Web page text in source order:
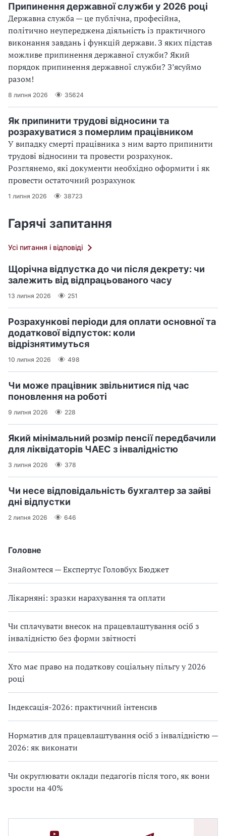
Головне
Знайомтеся — Експертус Головбух Бюджет
Лікарняні: зразки нарахування та оплати
Чи сплачувати внесок на працевлаштування осіб з
інвалідністю без форми звітності
Хто має право на податкову соціальну пільгу у 2026
році
Індексація-2026: практичний інтенсив
Норматив для працевлаштування осіб з інвалідністю —
2026: як виконати
Чи округлювати оклади педагогів після того, як вони
зросли на 40%
Припинення державної служби у 2026 році
Державна служба — це публічна, професійна,
політично неупереджена діяльність із практичного
виконання завдань і функцій держави. З яких підстав
можливе припинення державної служби? Який
порядок припинення державної служби? З’ясуймо
разом!
8 липня 2026 35624
Як припинити трудові відносини та
розрахуватися з померлим працівником
У випадку смерті працівника з ним варто припинити
трудові відносини та провести розрахунок.
Розглянемо, які документи необхідно оформити і як
провести остаточний розрахунок
1 липня 2026 38723
Гарячі запитання
Усі питання і відповіді
Щорічна відпустка до чи після декрету: чи
залежить від відпрацьованого часу
13 липня 2026 251
Розрахункові періоди для оплати основної та
додаткової відпусток: коли
відрізнятимуться
10 липня 2026 498
Чи може працівник звільнитися під час
поновлення на роботі
9 липня 2026 228
Який мінімальний розмір пенсії передбачили
для ліквідаторів ЧАЕС з інвалідністю
3 липня 2026 378
Чи несе відповідальність бухгалтер за зайві
дні відпустки
2 липня 2026 646